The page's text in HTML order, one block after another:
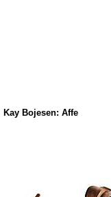
Kay Bojesen: Affe